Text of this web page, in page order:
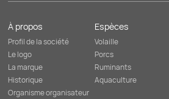
À propos
Profil de la société
Le logo
La marque
Historique
Organisme organisateur
Espèces
Volaille
Porcs
Ruminants
Aquaculture